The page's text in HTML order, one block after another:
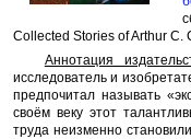
Collected Stories of Arthur C.
Аннотация
исследователь и
предпочитал называть
своём веку этот
труда неизменно